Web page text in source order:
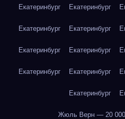
Екатеринбург Екатеринбург
Екатеринбург Екатеринбург
Екатеринбург Екатеринбург
Екатеринбург Екатеринбург
Екатеринбург
Жюль Верн — 20 000